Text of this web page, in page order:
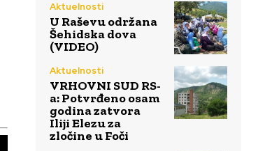
Aktuelnosti
U Raševu održana
Šehidska dova
(VIDEO)
Aktuelnosti
VRHOVNI SUD RS-
a: Potvrđeno osam
godina zatvora
Iliji Elezu za
zločine u Foči